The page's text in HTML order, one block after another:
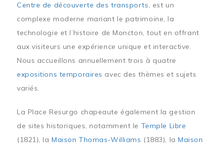
Centre de découverte des transports, est un
complexe moderne mariant le patrimoine, la
technologie et l’histoire de Moncton, tout en offrant
aux visiteurs une expérience unique et interactive.
Nous accueillons annuellement trois à quatre
expositions temporaires avec des thèmes et sujets
variés.
La Place Resurgo chapeaute également la gestion
de sites historiques, notamment le Temple Libre
(1821), laMaison Thomas-Williams (1883), laMaison